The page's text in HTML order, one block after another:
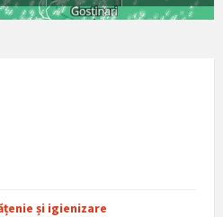
și igienizare